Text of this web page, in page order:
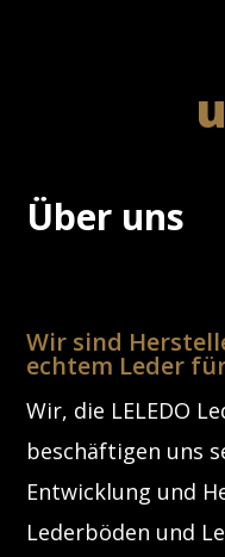
Über uns
Wir sind
echtem Leder
Wir, die LELEDO
beschäftigen uns
Entwicklung und
Lederböden und